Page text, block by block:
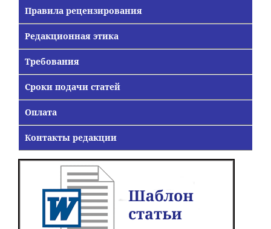
Правила рецензирования
Редакционная этика
Требования
Сроки подачи статей
Оплата
Контакты редакции